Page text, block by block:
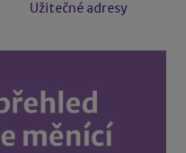
Užitečné adresy